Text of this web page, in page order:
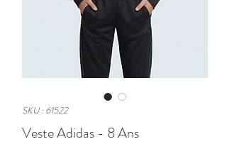
SKU : 61522
Veste Adidas - 8 Ans